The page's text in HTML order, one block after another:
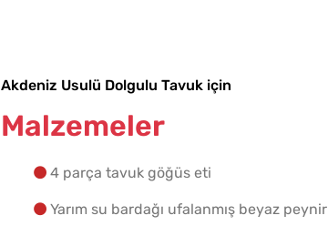
Akdeniz Usulü Dolgulu Tavuk için
Malzemeler
4 parça tavuk göğüs eti
Yarım su bardağı ufalanmış beyaz peynir